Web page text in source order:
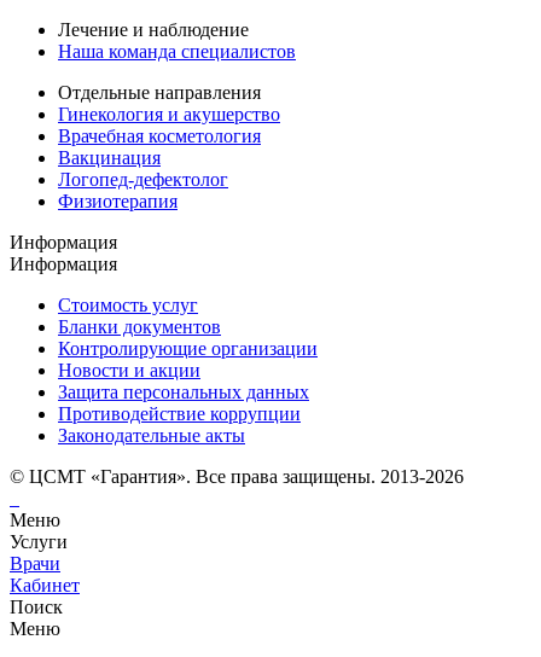
Лечение и наблюдение
Наша команда специалистов
Отдельные направления
Гинекология и акушерство
Врачебная косметология
Вакцинация
Логопед-дефектолог
Физиотерапия
Информация
Информация
Стоимость услуг
Бланки документов
Контролирующие организации
Новости и акции
Защита персональных данных
Противодействие коррупции
Законодательные акты
© ЦСМТ «Гарантия». Все права защищены. 2013-2026
Меню
Услуги
Врачи
Кабинет
Поиск
Меню